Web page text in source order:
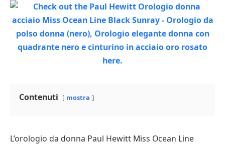
Contenuti mostra
L’orologio da donna Paul Hewitt Miss Ocean Line